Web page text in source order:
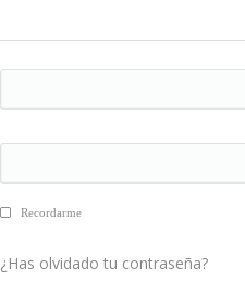
Recordarme
¿Has olvidado tu contraseña?